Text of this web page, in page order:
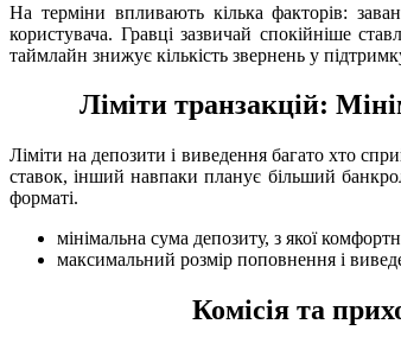
На терміни впливають кілька факторів:
користувача. Гравці зазвичай спокійніше
таймлайн знижує кількість звернень у
Ліміти транзакцій:
Ліміти на депозити і виведення багато хто
ставок, інший навпаки планує більший
форматі.
мінімальна сума депозиту, з якої
максимальний розмір поповнення і
Комісія та